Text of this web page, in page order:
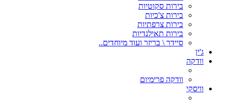
בירות סקוטיות
בירות צ'כיות
בירות צרפתיות
בירות תאילנדיות
סיידר \ בריזר ועוד מיוחדים..
ג'ין
וודקה
וודקה פרימיום
וויסקי